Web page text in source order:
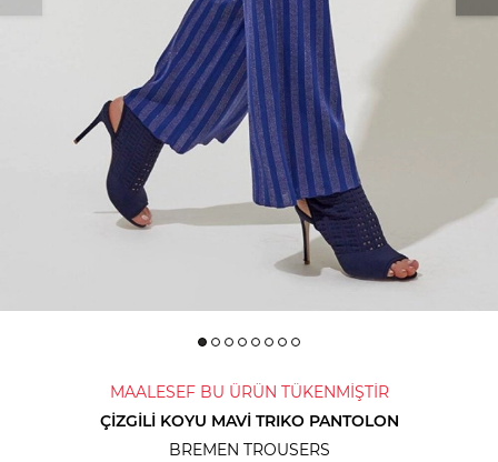
MAALESEF BU ÜRÜN TÜKENMİŞTİR
ÇIZGILI KOYU MAVI TRIKO PANTOLON
BREMEN TROUSERS